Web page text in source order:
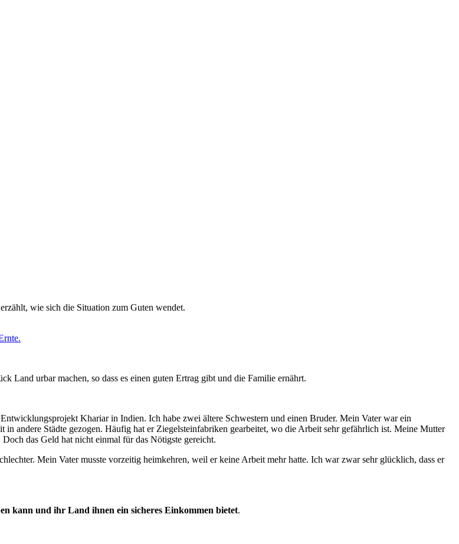
wie sich die Situation zum Guten wendet.
Land urbar machen, so dass es einen guten Ertrag gibt und die Familie ernährt.
Khariar in Indien. Ich habe zwei ältere Schwestern und einen Bruder. Mein Vater war ein
andere Städte gezogen. Häufig hat er Ziegelsteinfabriken gearbeitet, wo die Arbeit sehr gefährlich ist. Meine Mutter
das Geld hat nicht einmal für das Nötigste gereicht.
Mein Vater musste vorzeitig heimkehren, weil er keine Arbeit mehr hatte. Ich war zwar sehr glücklich, dass er
kann und ihr Land ihnen ein sicheres Einkommen bietet.